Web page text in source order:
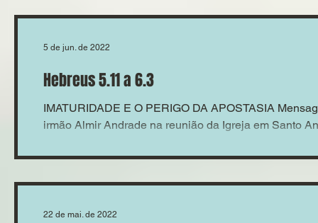
Hebreus 5.11 a 6.3
IMATURIDADE E O PERIGO DA APOSTASIA
irmão Almir Andrade na reunião da Igreja em Santo
5 de jun. de 2022
22 de mai. de 2022